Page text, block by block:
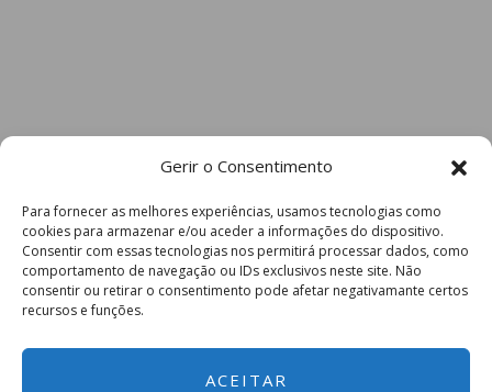
Gerir o Consentimento
Para fornecer as melhores experiências, usamos tecnologias como
cookies para armazenar e/ou aceder a informações do dispositivo.
Consentir com essas tecnologias nos permitirá processar dados, como
comportamento de navegação ou IDs exclusivos neste site. Não
consentir ou retirar o consentimento pode afetar negativamante certos
recursos e funções.
ACEITAR